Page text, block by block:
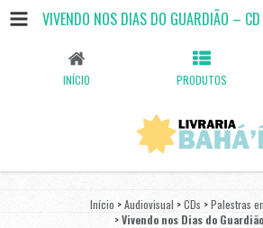
VIVENDO NOS DIAS DO GUARDIÃO – CD
INÍCIO PRODUTOS
Início > Audiovisual > CDs > Palestras
> Vivendo nos Dias do